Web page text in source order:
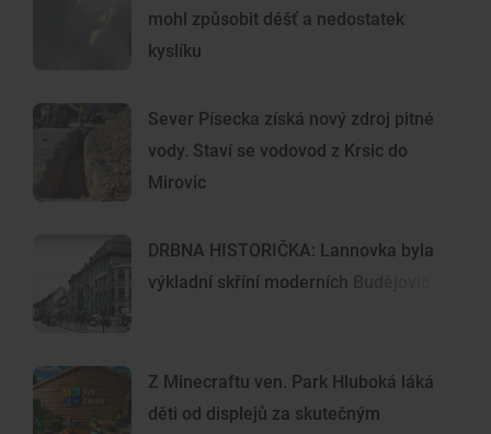
mohl způsobit déšť a nedostatek
kyslíku
Sever Písecka získá nový zdroj pitné
vody. Staví se vodovod z Krsic do
Mirovic
DRBNA HISTORIČKA: Lannovka byla
výkladní skříní moderních Budějovic
Z Minecraftu ven. Park Hluboká láká
děti od displejů za skutečným